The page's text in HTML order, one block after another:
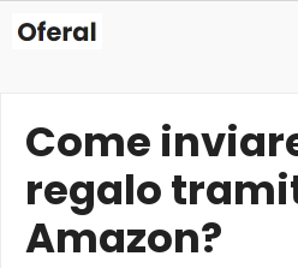
Come
regalo
Amazon?